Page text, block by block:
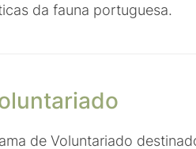
da fauna portuguesa.
de Voluntariado